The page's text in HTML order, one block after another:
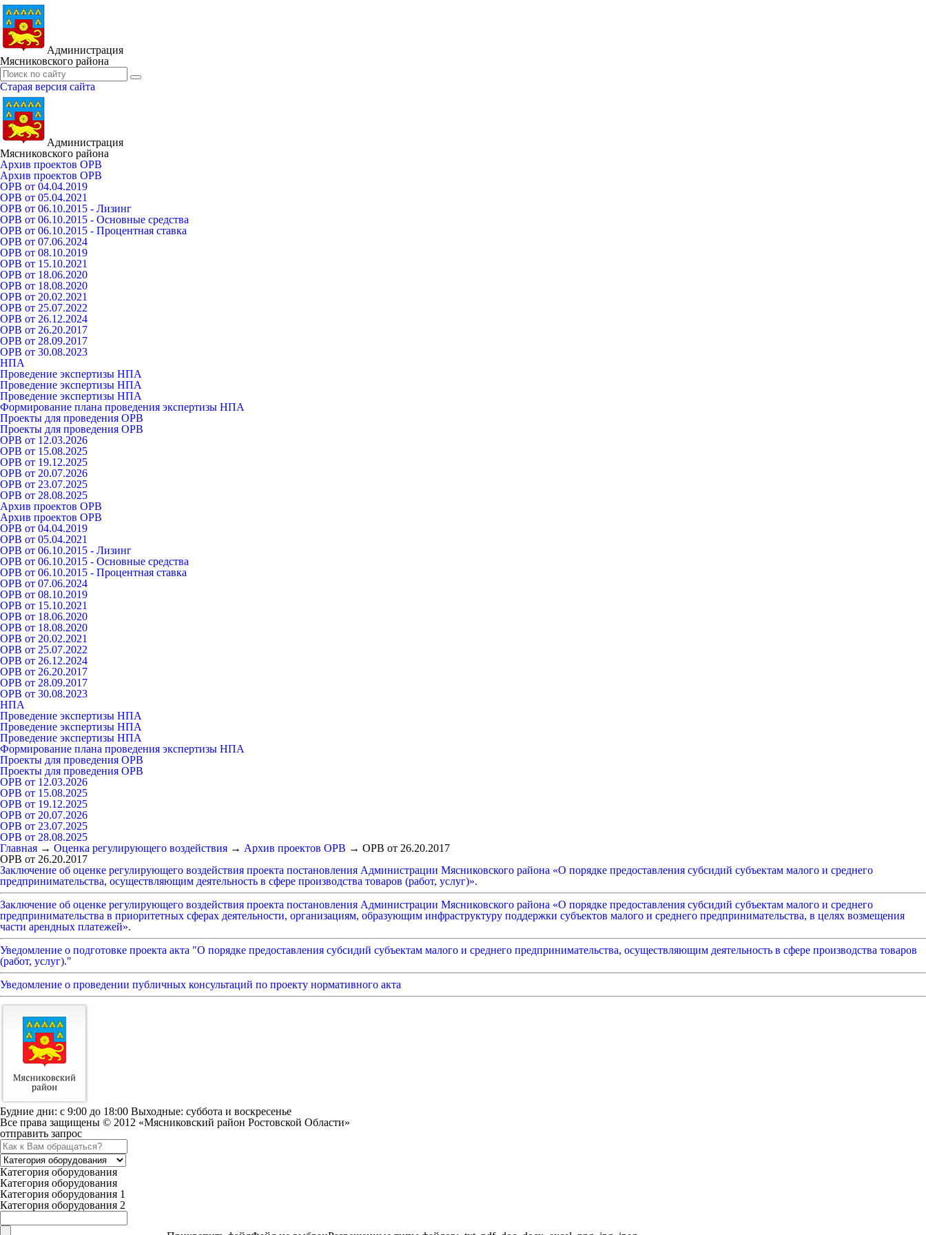
Администрация
Мясниковского района
Старая версия сайта
Администрация
Мясниковского района
Архив проектов ОРВ
Архив проектов ОРВ
ОРВ от 04.04.2019
ОРВ от 05.04.2021
ОРВ от 06.10.2015 - Лизинг
ОРВ от 06.10.2015 - Основные средства
ОРВ от 06.10.2015 - Процентная ставка
ОРВ от 07.06.2024
ОРВ от 08.10.2019
ОРВ от 15.10.2021
ОРВ от 18.06.2020
ОРВ от 18.08.2020
ОРВ от 20.02.2021
ОРВ от 25.07.2022
ОРВ от 26.12.2024
ОРВ от 26.20.2017
ОРВ от 28.09.2017
ОРВ от 30.08.2023
НПА
Проведение экспертизы НПА
Проведение экспертизы НПА
Проведение экспертизы НПА
Формирование плана проведения экспертизы НПА
Проекты для проведения ОРВ
Проекты для проведения ОРВ
ОРВ от 12.03.2026
ОРВ от 15.08.2025
ОРВ от 19.12.2025
ОРВ от 20.07.2026
ОРВ от 23.07.2025
ОРВ от 28.08.2025
Архив проектов ОРВ
Архив проектов ОРВ
ОРВ от 04.04.2019
ОРВ от 05.04.2021
ОРВ от 06.10.2015 - Лизинг
ОРВ от 06.10.2015 - Основные средства
ОРВ от 06.10.2015 - Процентная ставка
ОРВ от 07.06.2024
ОРВ от 08.10.2019
ОРВ от 15.10.2021
ОРВ от 18.06.2020
ОРВ от 18.08.2020
ОРВ от 20.02.2021
ОРВ от 25.07.2022
ОРВ от 26.12.2024
ОРВ от 26.20.2017
ОРВ от 28.09.2017
ОРВ от 30.08.2023
НПА
Проведение экспертизы НПА
Проведение экспертизы НПА
Проведение экспертизы НПА
Формирование плана проведения экспертизы НПА
Проекты для проведения ОРВ
Проекты для проведения ОРВ
ОРВ от 12.03.2026
ОРВ от 15.08.2025
ОРВ от 19.12.2025
ОРВ от 20.07.2026
ОРВ от 23.07.2025
ОРВ от 28.08.2025
Главная → Оценка регулирующего воздействия → Архив проектов ОРВ → ОРВ от 26.20.2017
ОРВ от 26.20.2017
Заключение об оценке регулирующего воздействия проекта постановления Администрации Мясниковского района «О порядке предоставления субсидий субъектам малого и среднего
предпринимательства, осуществляющим деятельность в сфере производства товаров (работ, услуг)».
Заключение об оценке регулирующего воздействия проекта постановления Администрации Мясниковского района «О порядке предоставления субсидий субъектам малого и среднего
предпринимательства в приоритетных сферах деятельности, организациям, образующим инфраструктуру поддержки субъектов малого и среднего предпринимательства, в целях возмещения
части арендных платежей».
Уведомление о подготовке проекта акта "О порядке предоставления субсидий субъектам малого и среднего предпринимательства, осуществляющим деятельность в сфере производства товаров
(работ, услуг)."
Уведомление о проведении публичных консультаций по проекту нормативного акта
Будние дни: c 9:00 до 18:00 Выходные: суббота и воскресенье
Все права защищены © 2012 «Мясниковский район Ростовской Области»
отправить запрос
Категория оборудования
Категория оборудования
Категория оборудования 1
Категория оборудования 2